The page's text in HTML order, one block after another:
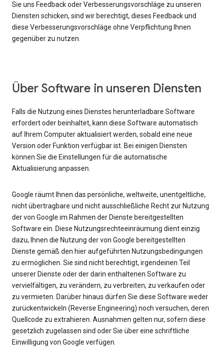
Sie uns Feedback oder Verbesserungsvorschläge zu unseren
Diensten schicken, sind wir berechtigt, dieses Feedback und
diese Verbesserungsvorschläge ohne Verpflichtung Ihnen
gegenüber zu nutzen.
Über Software in unseren Diensten
Falls die Nutzung eines Dienstes herunterladbare Software
erfordert oder beinhaltet, kann diese Software automatisch
auf Ihrem Computer aktualisiert werden, sobald eine neue
Version oder Funktion verfügbar ist. Bei einigen Diensten
können Sie die Einstellungen für die automatische
Aktualisierung anpassen.
Google räumt Ihnen das persönliche, weltweite, unentgeltliche,
nicht übertragbare und nicht ausschließliche Recht zur Nutzung
der von Google im Rahmen der Dienste bereitgestellten
Software ein. Diese Nutzungsrechteeinräumung dient einzig
dazu, Ihnen die Nutzung der von Google bereitgestellten
Dienste gemäß den hier aufgeführten Nutzungsbedingungen
zu ermöglichen. Sie sind nicht berechtigt, irgendeinen Teil
unserer Dienste oder der darin enthaltenen Software zu
vervielfältigen, zu verändern, zu verbreiten, zu verkaufen oder
zu vermieten. Darüber hinaus dürfen Sie diese Software weder
zurückentwickeln (Reverse Engineering) noch versuchen, deren
Quellcode zu extrahieren. Ausnahmen gelten nur, sofern diese
gesetzlich zugelassen sind oder Sie über eine schriftliche
Einwilligung von Google verfügen.